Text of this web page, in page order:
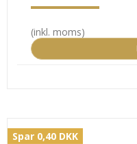
(inkl. moms)
Spar 0,40 DKK